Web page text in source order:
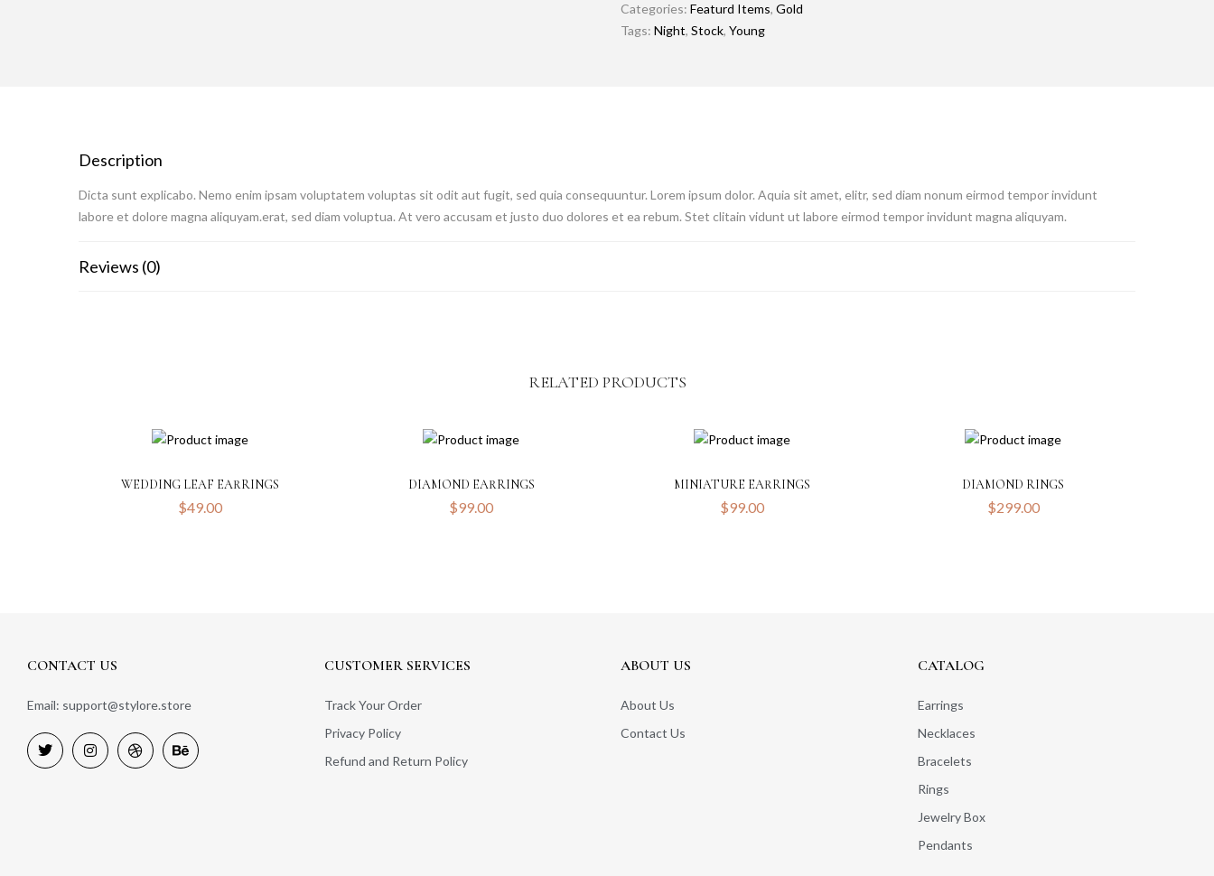
Categories: Featurd Items, Gold
Tags: Night, Stock, Young
Description
Dicta sunt explicabo. Nemo enim ipsam voluptatem voluptas sit odit aut fugit, sed quia consequuntur. Lorem ipsum dolor. Aquia sit amet, elitr, sed diam nonum eirmod tempor invidunt
labore et dolore magna aliquyam.erat, sed diam voluptua. At vero accusam et justo duo dolores et ea rebum. Stet clitain vidunt ut labore eirmod tempor invidunt magna aliquyam.
Reviews (0)
RELATED PRODUCTS
WEDDING LEAF EARRINGS
$49.00
DIAMOND EARRINGS
$99.00
MINIATURE EARRINGS
$99.00
DIAMOND RINGS
$299.00
CONTACT US
Email: support@stylore.store
CUSTOMER SERVICES
Track Your Order
Privacy Policy
Refund and Return Policy
ABOUT US
About Us
Contact Us
CATALOG
Earrings
Necklaces
Bracelets
Rings
Jewelry Box
Pendants